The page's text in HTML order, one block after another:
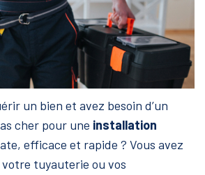
un bien et avez besoin d’un
cher pour une installation
efficace et rapide ? Vous avez
tuyauterie ou vos